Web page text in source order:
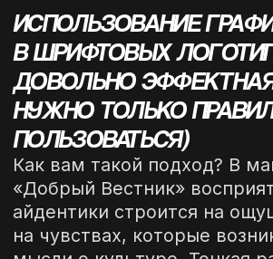
интегрирована в композицию логотипа,
также нативно может быть
представлена в виде оттиска.
Вышло очень по-восточному!